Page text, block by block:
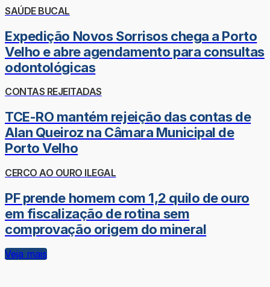
SAÚDE BUCAL
Expedição Novos Sorrisos chega a Porto
Velho e abre agendamento para consultas
odontológicas
CONTAS REJEITADAS
TCE-RO mantém rejeição das contas de
Alan Queiroz na Câmara Municipal de
Porto Velho
CERCO AO OURO ILEGAL
PF prende homem com 1,2 quilo de ouro
em fiscalização de rotina sem
comprovação origem do mineral
Veja mais